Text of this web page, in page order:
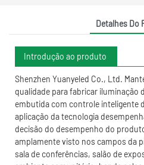
Detalhes Do
Introdução ao produto
Shenzhen Yuanyeled Co., Ltd.
qualidade para fabricar iluminação
embutida com controle inteligente
aplicação da tecnologia
decisão do desempenho do
amplamente visto nos campos da
sala de conferências, salão de